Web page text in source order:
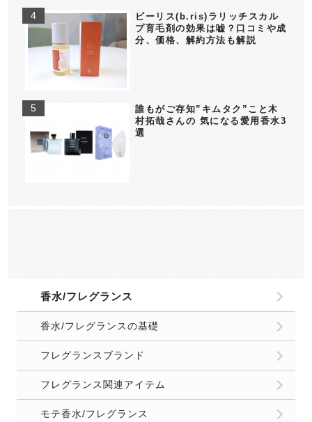
ビーリス(b.ris)ラリッチスカル
プ育毛剤の効果は嘘？口コミや成
分、価格、解約方法も解説
誰もがご存知”キムタク”こと木
村拓哉さんの 気になる愛用香水3
選
香水/フレグランス
香水/フレグランスの基礎
フレグランスブランド
フレグランス関連アイテム
モテ香水/フレグランス